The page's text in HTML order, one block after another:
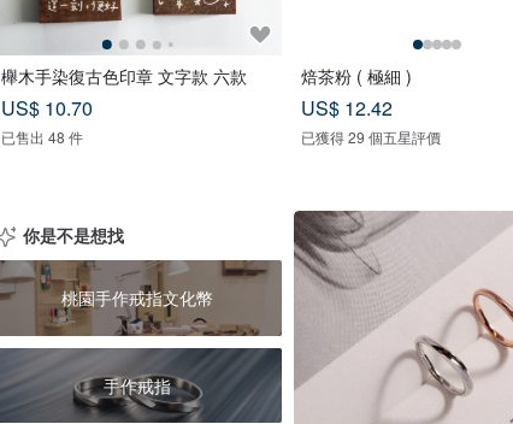
櫸木手染復古色印章 文字款 六款
US$ 10.70
已售出 48 件
焙茶粉 ( 極細 )
US$ 12.42
已獲得 29 個五星評價
你是不是想找
桃園手作戒指文化幣
手作戒指